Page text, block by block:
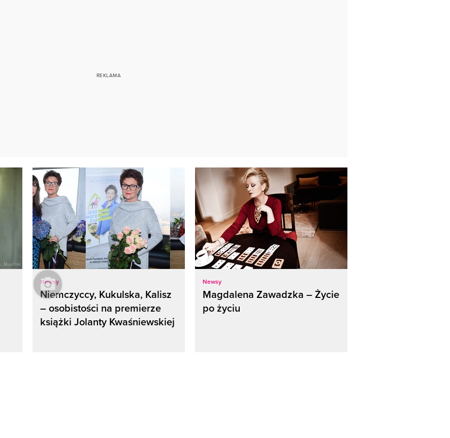
Newsy
Niemczyccy, Kukulska, Kalisz
– osobistości na premierze
książki Jolanty Kwaśniewskiej
Newsy
Magdalena Zawadzka – Życie
po życiu